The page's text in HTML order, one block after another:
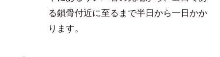
る鎖骨付近に至るまで半日から一日かか
ります。